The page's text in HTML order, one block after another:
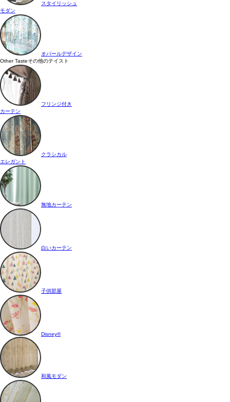
スタイリッシュ
モダン
オパールデザイン
Other Tasteその他のテイスト
フリンジ付き
カーテン
クラシカル
エレガント
無地カーテン
白いカーテン
子供部屋
Disney®
和風モダン